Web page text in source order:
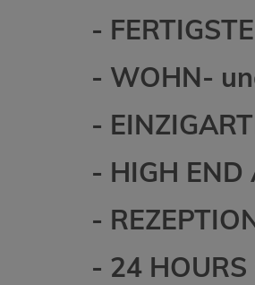
-
- WOHN-
-
- HIGH END
-
- 24 HOURS